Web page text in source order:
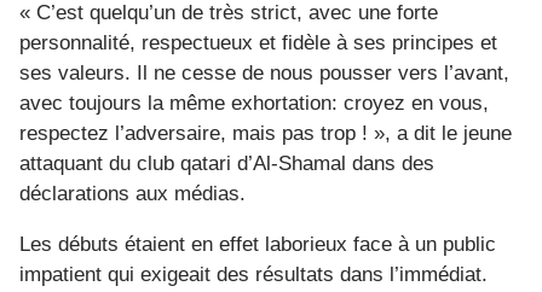
« C’est quelqu’un de très strict, avec une forte
personnalité, respectueux et fidèle à ses principes et
ses valeurs. Il ne cesse de nous pousser vers l’avant,
avec toujours la même exhortation: croyez en vous,
respectez l’adversaire, mais pas trop ! », a dit le jeune
attaquant du club qatari d’Al-Shamal dans des
déclarations aux médias.
Les débuts étaient en effet laborieux face à un public
impatient qui exigeait des résultats dans l’immédiat.